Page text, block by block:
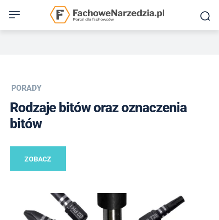
PORADY
Rodzaje bitów oraz oznaczenia
bitów
ZOBACZ